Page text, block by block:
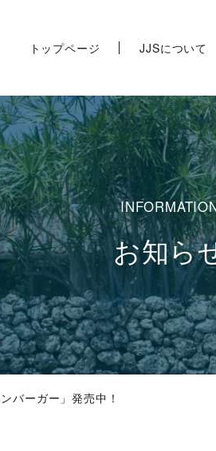
トップページ JJSについて
お知ら
バーガー」発売中！